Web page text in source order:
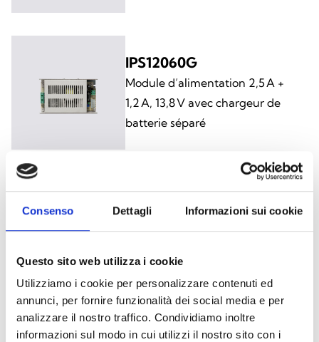
Consenso Dettagli Informazioni sui cookie
Questo sito web utilizza i cookie
Utilizziamo i cookie per personalizzare contenuti ed
annunci, per fornire funzionalità dei social media e per
analizzare il nostro traffico. Condividiamo inoltre
informazioni sul modo in cui utilizzi il nostro sito con i
IPS12060G
Module d’alimentation 2,5 A +
1,2 A, 13,8 V avec chargeur de
batterie séparé
Module d’alimentation 5 A + 1,2 A,
séparé